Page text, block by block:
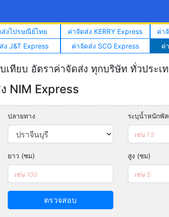
ส่งไปรษณีย์ไทย ค่าจัดส่ง KERRY Express
ค่า
ง J&T Express ค่าจัดส่ง SCG Express ค่
เทียบ อัตราค่าจัดส่ง ทุกบริษัท ทั่วประเ
NIM Express
ปลายทาง ระบุน้ำหนักพั
ยาว (ซม) สูง (ซม)
ตรวจสอบ